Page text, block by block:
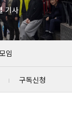
기사
임
구독신청